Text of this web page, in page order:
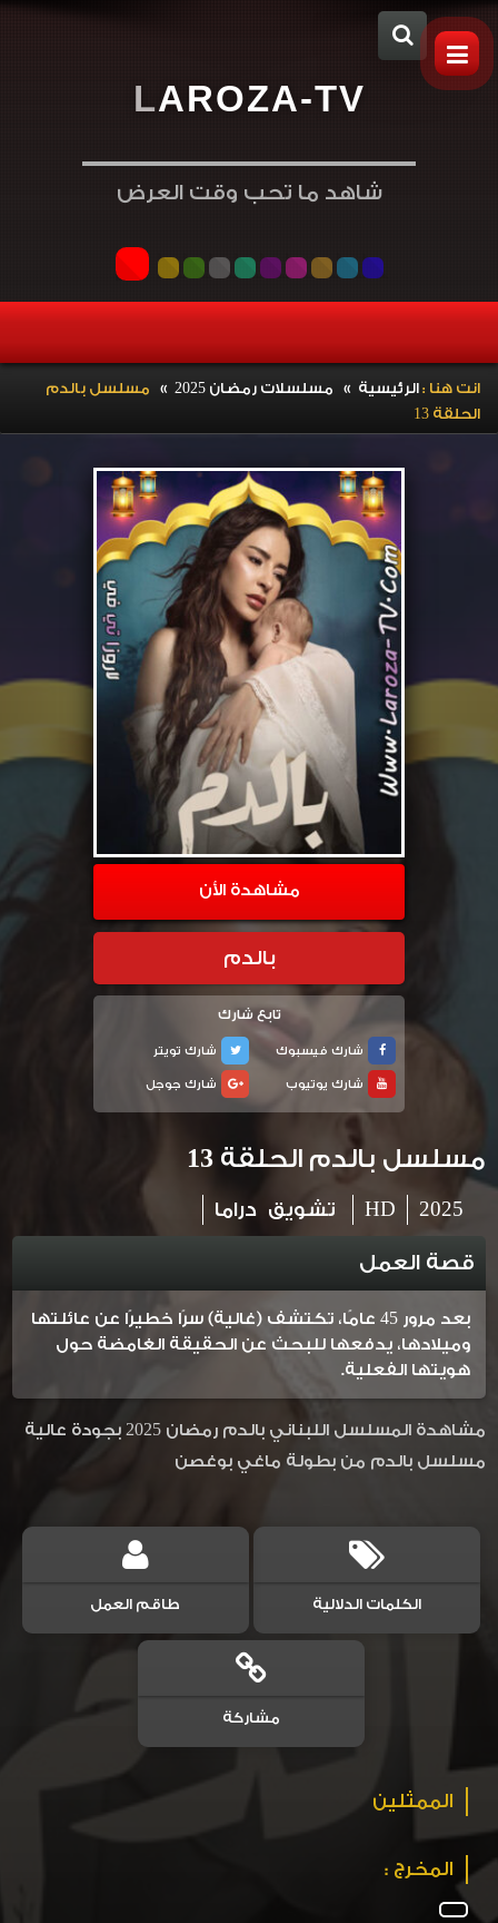
LAROZA-TV
شاهد ما تحب وقت العرض
انت هنا :الرئيسية » مسلسلات رمضان 2025 » مسلسل بالدم
الحلقة 13
مشاهدة الأن
بالدم
تابع شارك
شارك فيسبوك
شارك تويتر
شارك يوتيوب
شارك جوجل
مسلسل بالدم الحلقة 13
2025
HD تشويق دراما
قصة العمل
بعد مرور 45 عامًا، تكتشف (غالية) سرًا خطيرًا عن عائلتها
وميلادها، يدفعها للبحث عن الحقيقة الغامضة حول
هويتها الفعلية.
مشاهدة المسلسل اللبناني بالدم رمضان 2025 بجودة عالية
مسلسل بالدم من بطولة ماغي بوغصن
الكلمات الدلالية طاقم العمل
مشاركة
الممثلين
المخرج :